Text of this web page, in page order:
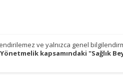
ve yalnızca genel
Yönetmelik kapsamındaki "Sağlık